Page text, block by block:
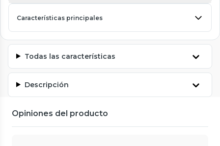
Características principales
Todas las características
Descripción
Opiniones del producto